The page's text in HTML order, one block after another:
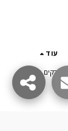
עוד
דקים תוספות